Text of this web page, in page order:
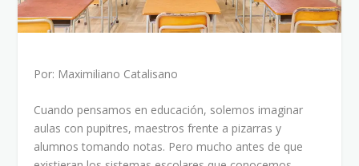
Por: Maximiliano Catalisano
Cuando pensamos en educación, solemos imaginar
aulas con pupitres, maestros frente a pizarras y
alumnos tomando notas. Pero mucho antes de que